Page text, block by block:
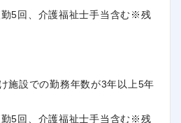
5回、介護福祉士手当含む※残
施設での勤務年数が3年以上5年
5回、介護福祉士手当含む※残